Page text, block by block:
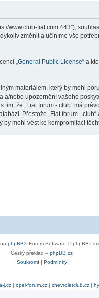
www.club-fiat.com:443”),
změnit a učiníme vše
„ General Public License“ a
materiálem, který by mohl
nebo upozornění vašeho
že „Fiat forum - club“ má
Přestože „Fiat forum -
by mohl vést ke kompromitaci
phpBB® Forum Software © phpBB
Český překlad – phpBB.cz
Soukromí| Podmínky
j.cz| opel-forum.cz| chevroletclub.cz|